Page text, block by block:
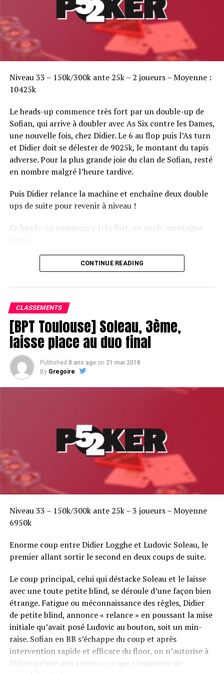
Niveau 33 – 150k/300k ante 25k – 2 joueurs – Moyenne :
10425k
Le heads-up commence très fort par un double-up de
Sofian, qui arrive à doubler avec As Six contre les Dames,
une nouvelle fois, chez Didier. Le 6 au flop puis l’As turn
et Didier doit se délester de 9025k, le montant du tapis
adverse. Pour la plus grande joie du clan de Sofian, resté
en nombre malgré l’heure tardive.
Puis Didier relance la machine et enchaîne deux double
ups de suite pour revenir à niveau !
Ce heads-up commence très fort, en mode montagne
Le champagne va réchauffer si les deux finalistes ne se décident pas !
CONTINUE READING
CLASSEMENTS
[BPT Toulouse] Soleau, 3ème,
laisse place au duo final
Published 8 ans ago on 21 mai 2018
By Gregoire
Niveau 33 – 150k/300k ante 25k – 3 joueurs – Moyenne
6950k
Enorme coup entre Didier Logghe et Ludovic Soleau, le
premier allant sortir le second en deux coups de suite.
Le coup principal, celui qui déstacke Soleau et le laisse
avec une toute petite blind, se déroule d’une façon bien
étrange. Fatigue ou méconnaissance des règles, Didier
de petite blind, annonce « relance » en poussant la mise
initiale qu’avait posé Ludovic au bouton, soit un min-
raise. Sofian en BB s’échappe du coup et après
intervention rapide et efficace du floor, on n’autorise à
Didier qu’une min relance, ce que s’empresse de